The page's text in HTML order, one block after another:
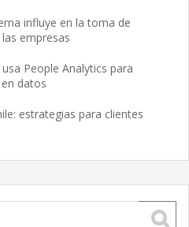
influye en la toma de
empresas
People Analytics para
datos
estrategias para clientes